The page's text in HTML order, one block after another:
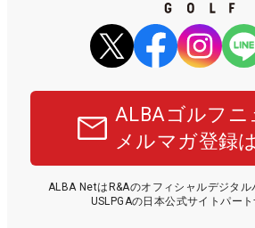
ALBAゴルフニ
メルマガ登録
ALBA NetはR&Aのオフィシャルデジタ
USLPGAの日本公式サイトパート